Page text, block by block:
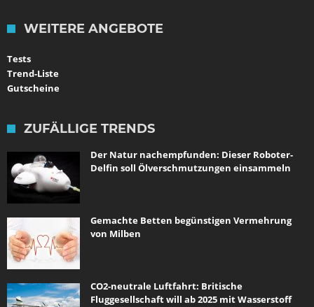
WEITERE ANGEBOTE
Tests
Trend-Liste
Gutscheine
ZUFÄLLIGE TRENDS
Der Natur nachempfunden: Dieser Roboter-
Delfin soll Ölverschmutzungen einsammeln
Gemachte Betten begünstigen Vermehrung
von Milben
CO2-neutrale Luftfahrt: Britische
Fluggesellschaft will ab 2025 mit Wasserstoff